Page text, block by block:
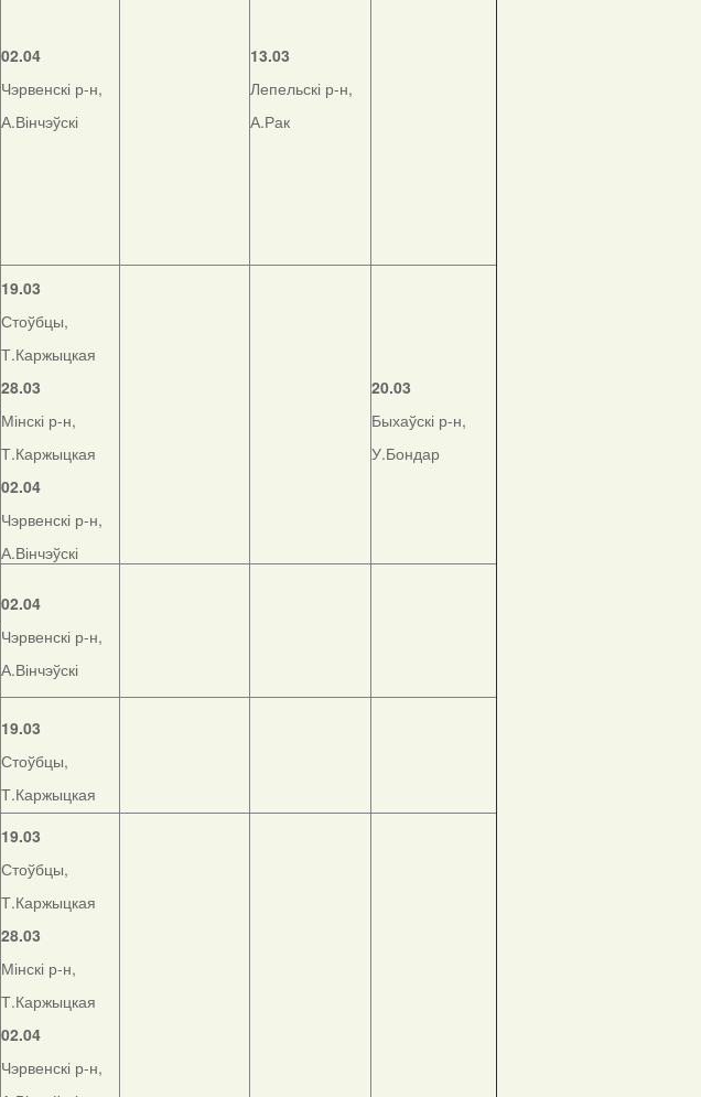
02.04
Чэрвенскі р-н,
А.Вінчэўскі
13.03
Лепельскі р-н,
А.Рак
19.03
Стоўбцы,
Т.Каржыцкая
28.03
Мінскі р-н,
Т.Каржыцкая
02.04
Чэрвенскі р-н,
А.Вінчэўскі
20.03
Быхаўскі р-н,
У.Бондар
02.04
Чэрвенскі р-н,
А.Вінчэўскі
19.03
Стоўбцы,
Т.Каржыцкая
19.03
Стоўбцы,
Т.Каржыцкая
28.03
Мінскі р-н,
Т.Каржыцкая
02.04
Чэрвенскі р-н,